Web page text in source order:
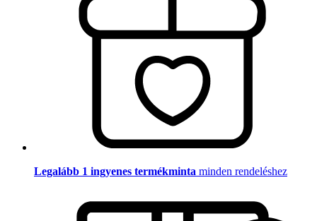
Legalább 1 ingyenes termékminta minden rendeléshez